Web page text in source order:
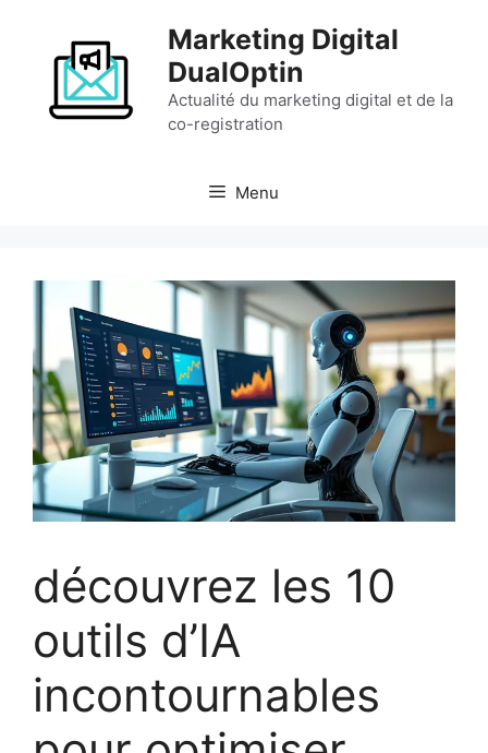
contenu
Marketing Digital
DualOptin
Actualité du marketing digital et de la
co-registration
Menu
découvrez les 10
outils d’IA
incontournables